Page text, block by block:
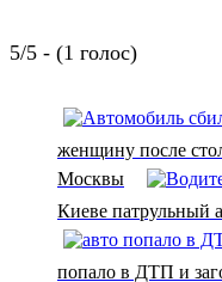
5/5 - (1 голос)
женщину после
Москвы
Киеве патрульный
попало в ДТП и